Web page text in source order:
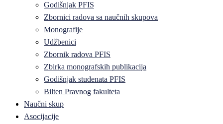
Godišnjak PFIS
Zbornici radova sa naučnih skupova
Monografije
Udžbenici
Zbornik radova PFIS
Zbirka monografskih publikacija
Godišnjak studenata PFIS
Bilten Pravnog fakulteta
Naučni skup
Asocijacije